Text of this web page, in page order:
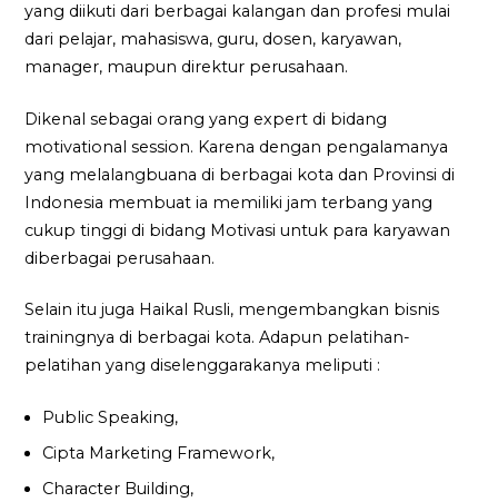
yang diikuti dari berbagai kalangan dan profesi mulai
dari pelajar, mahasiswa, guru, dosen, karyawan,
manager, maupun direktur perusahaan.
Dikenal sebagai orang yang expert di bidang
motivational session. Karena dengan pengalamanya
yang melalangbuana di berbagai kota dan Provinsi di
Indonesia membuat ia memiliki jam terbang yang
cukup tinggi di bidang Motivasi untuk para karyawan
diberbagai perusahaan.
Selain itu juga Haikal Rusli, mengembangkan bisnis
trainingnya di berbagai kota. Adapun pelatihan-
pelatihan yang diselenggarakanya meliputi :
Public Speaking,
Cipta Marketing Framework,
Character Building,